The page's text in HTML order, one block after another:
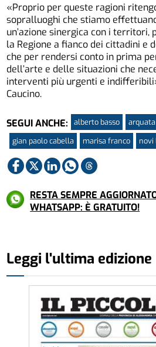
«Proprio per queste ragioni
sopralluoghi che stiamo
un’azione sinergica con i
la Regione a fianco dei cittadini e
che per rendersi conto in prima
dell’arte e delle situazioni che
interventi più urgenti e
Caucino.
SEGUI ANCHE: alberto basso
gian paolo cabella
marisa franco novi
RESTA SEMPRE
WHATSAPP: È GRATUITO!
Leggi l'ultima edizione